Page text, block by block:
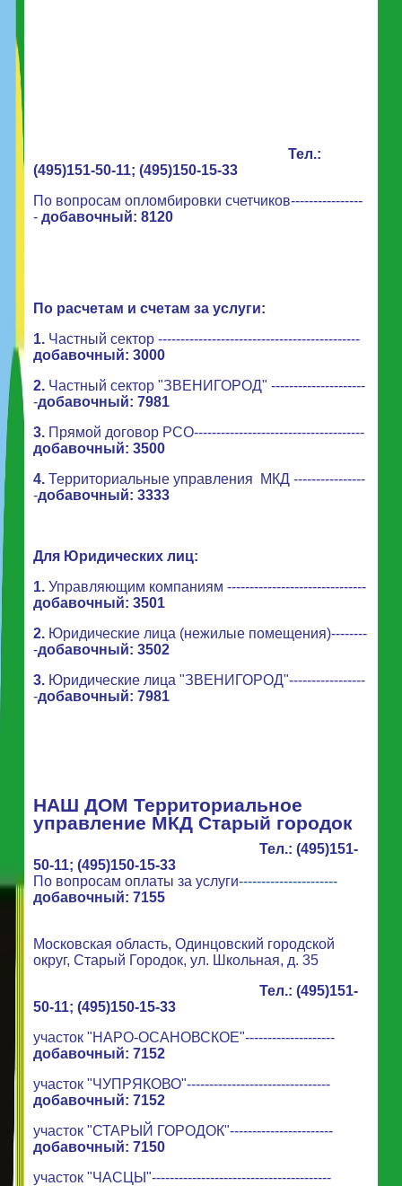
Тел.:
(495)151-50-11; (495)150-15-33
По вопросам опломбировки счетчиков----------------
- добавочный: 8120
По расчетам и счетам за услуги:
1. Частный сектор ---------------------------------------------
добавочный: 3000
2. Частный сектор "ЗВЕНИГОРОД" ---------------------
-добавочный: 7981
3. Прямой договор РСО--------------------------------------
добавочный: 3500
4. Территориальныеуправления МКД ----------------
-добавочный: 3333
Для Юридических лиц:
1. Управляющим компаниям -------------------------------
добавочный: 3501
2. Юридические лица (нежилые помещения)--------
-добавочный: 3502
3. Юридические лица "ЗВЕНИГОРОД"-----------------
-добавочный: 7981
НАШ ДОМ Территориальное
управление МКД Старый городок
Тел.: (495)151-
50-11; (495)150-15-33
По вопросам оплаты за услуги----------------------
добавочный: 7155
Московская область, Одинцовский городской
округ, Старый Городок, ул. Школьная, д. 35
Тел.: (495)151-
50-11; (495)150-15-33
участок "НАРО-ОСАНОВСКОЕ"--------------------
добавочный: 7152
участок "ЧУПРЯКОВО"--------------------------------
добавочный: 7152
участок "СТАРЫЙ ГОРОДОК"-----------------------
добавочный: 7150
участок "ЧАСЦЫ"----------------------------------------